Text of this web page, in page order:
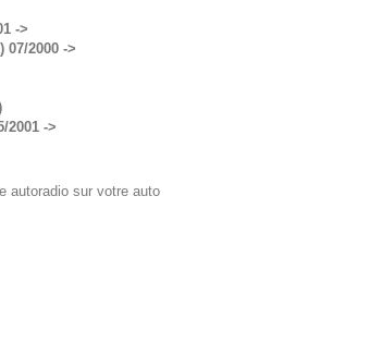
->
07/2000 ->
2001 ->
autoradio sur votre auto